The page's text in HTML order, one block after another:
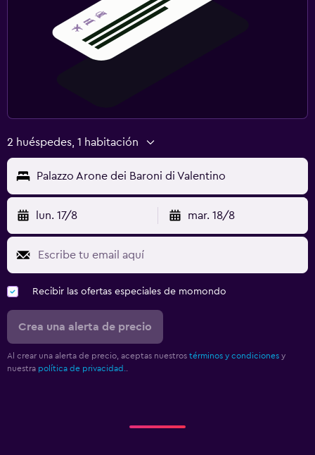
2 huéspedes, 1 habitación
Palazzo Arone dei Baroni di Valentino
lun. 17/8 mar. 18/8
Recibir las ofertas especiales de momondo
Crea una alerta de precio
Al crear una alerta de precio, aceptas nuestros términos y condiciones y
nuestra política de privacidad.